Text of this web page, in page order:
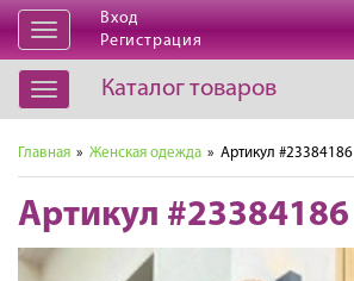
Открыть
навигацию
Вход
Регистрация
Открыть
навигацию
Каталог товаров
Главная » Женская одежда » Артикул #23384186
Артикул #23384186